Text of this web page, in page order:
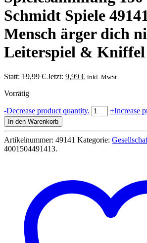
Schmidt Spiele
Mensch ärger dich
Leiterspiel & Kniffel
Statt: 19,99€ Ursprünglicher
Jetzt: 9,99 €Aktueller
inkl. MwSt
Vorrätig
-Decrease product quantity. Spielesammlung
150
Schmidt
ärger
dich
nicht!,
Leiterspiel
+Increase
In den Warenkorb
Artikelnummer: 49141 Kategorie:
4001504491413.